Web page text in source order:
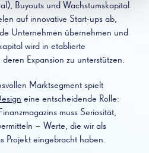
Buyouts und Wachstumskapital.
auf innovative Start-ups ab,
Unternehmen übernehmen und
wird in etablierte
Expansion zu unterstützen.
Marktsegment spielt
eine entscheidende Rolle:
muss Seriosität,
– Werte, die wir als
Projekt eingebracht haben.